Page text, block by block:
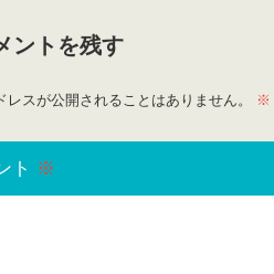
ントを残す
レスが公開されることはありません。 ※
ト ※